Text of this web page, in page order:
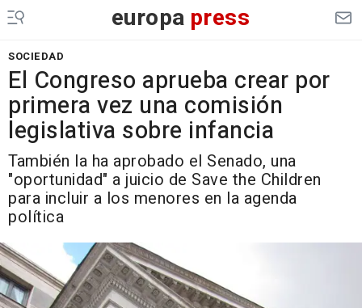
europa press
SOCIEDAD
El Congreso aprueba crear por
primera vez una comisión
legislativa sobre infancia
También la ha aprobado el Senado, una
"oportunidad" a juicio de Save the Children
para incluir a los menores en la agenda
política